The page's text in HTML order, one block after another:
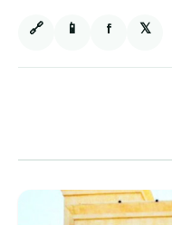
𝕏
f
📱
🔗